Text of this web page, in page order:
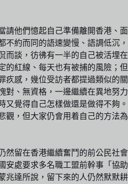
請他們憶起自己準備離開香港、面
不約而同的語速變慢、語調低沉，
而談，彷彿有一半的自己被活埋在
的紅線、每天也有被捕的風險；但
疚感，幾位受訪者都提過類似的關
對、無資格，一邊繼續在異地努力
又覺得自己怎樣做還是做得不夠。
觀，但大家仍會用着自己的方法為
然留在香港繼續奮鬥的前公民社會
安處要求多名職工盟前幹事「協助
兆達所說，留下來的人仍然默默耕